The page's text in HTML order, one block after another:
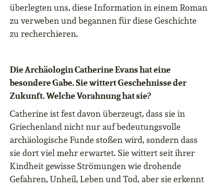
überlegten uns, diese Information in einem Roman
zu verweben und begannen für diese Geschichte
zu recherchieren.
Die Archäologin Catherine Evans hat eine
besondere Gabe. Sie wittert Geschehnisse der
Zukunft. Welche Vorahnung hat sie?
Catherine ist fest davon überzeugt, dass sie in
Griechenland nicht nur auf bedeutungsvolle
archäologische Funde stoßen wird, sondern dass
sie dort viel mehr erwartet. Sie wittert seit ihrer
Kindheit gewisse Strömungen wie drohende
Gefahren, Unheil, Leben und Tod, aber sie erkennt